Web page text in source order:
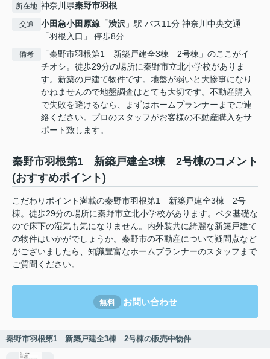
所在地 神奈川県秦野市羽根
交通 小田急小田原線 「渋沢 」駅 バス11分 神奈川中央交通
「羽根入口」 停歩8分
備考
「秦野市羽根第1 新築戸建全3棟 2号棟」のここがイ
チオシ。徒歩29分の場所に秦野市立北小学校がありま
す。新築の戸建て物件です。地盤が弱いと大惨事になり
かねませんので地盤調査はとても大切です。不動産購入
で失敗を避けるなら、まずはホームプランナーまでご連
絡ください。プロのスタッフがお客様の不動産購入をサ
ポート致します。
秦野市羽根第1 新築戸建全3棟 2号棟のコメント
(おすすめポイント)
こだわりポイント満載の秦野市羽根第1 新築戸建全3棟 2号
棟。徒歩29分の場所に秦野市立北小学校があります。ベタ基礎な
ので床下の湿気も気になりません。内外装共に綺麗な新築戸建て
の物件はいかがでしょうか。秦野市の不動産について疑問点など
がございましたら、知識豊富なホームプランナーのスタッフまで
ご質問ください。
無料 お問い合わせ
秦野市羽根第1 新築戸建全3棟 2号棟の販売中物件